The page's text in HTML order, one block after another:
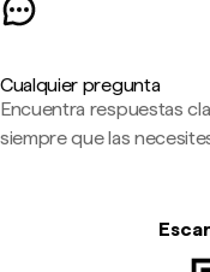
Cualquier pregunta
Encuentra respuestas
siempre que las